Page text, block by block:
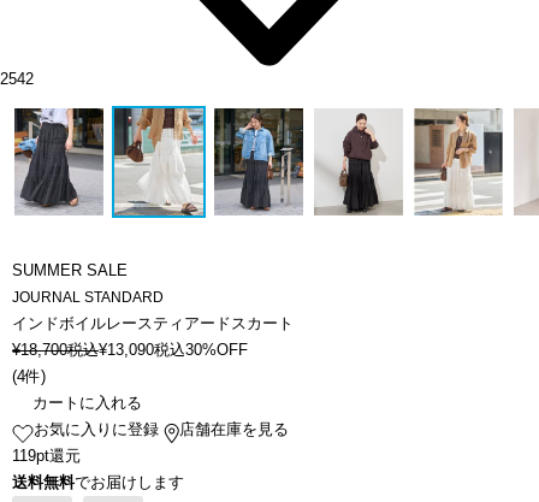
2542
SUMMER SALE
JOURNAL STANDARD
インドボイルレースティアードスカート
¥18,700税込¥13,090税込30%OFF
(4件)
カートに入れる
お気に入りに登録
店舗在庫を見る
119pt還元
送料無料でお届けします